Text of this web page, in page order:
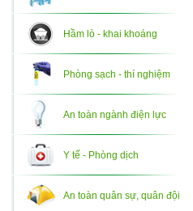
Hầm lò - khai khoáng
Phòng sạch - thí nghiệm
An toàn ngành điện lực
Y tế - Phòng dịch
An toàn quân sự, quân đội